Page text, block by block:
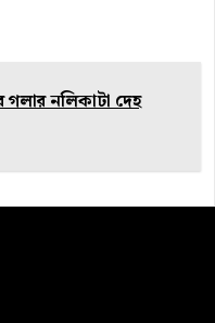
গলার নলিকাটা দেহ